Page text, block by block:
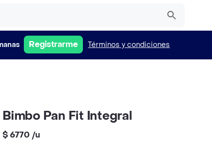
Registrarme Términos y condiciones
Bimbo Pan Fit Integral
$ 6770 /u